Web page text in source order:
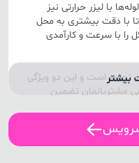
با لیزر حرارتی نیز
با دقت بیشتری به محل
را با سرعت و کارآمدی
است و این دو ویژگی
مشتریانمان تضمین
رفع انسداد لوله‌های
بیشتر
سرویس